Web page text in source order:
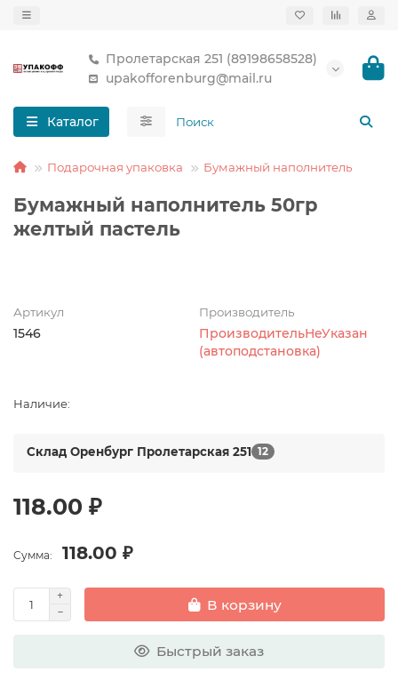
Пролетарская 251 (89198658528)
upakofforenburg@mail.ru
Каталог
Подарочная упаковка Бумажный наполнитель
Бумажный наполнитель 50гр
желтый пастель
Артикул
1546
Производитель
ПроизводительНеУказан
(автоподстановка)
Наличие:
Склад Оренбург Пролетарская 251 12
118.00 ₽
Сумма: 118.00 ₽
В корзину
Быстрый заказ